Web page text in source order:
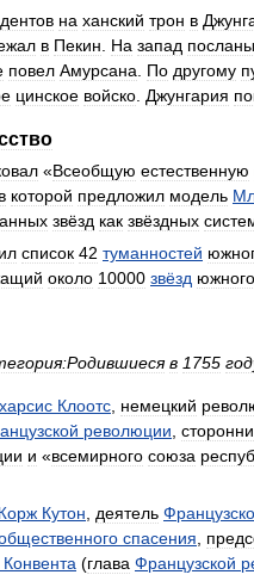
на ханский трон в
в Пекин На запад посланы
повел Амурсана По другому
цинское войско Джунгария
«Всеобщую естественную
в которой предложил модель
звёзд как звёздных
список 42 туманностей
около 10000 звёзд южного
в 1755
Клоотс немецкий
революции
и «всемирного союза
Кутон деятель
спасения
Конвента (глава Французской